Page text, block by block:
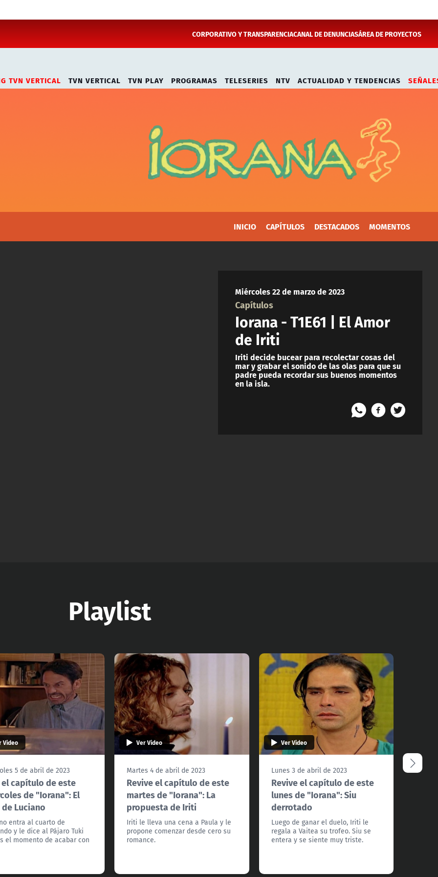
CORPORATIVO Y TRANSPARENCIACANAL DE DENUNCIASÁREA DE PROYECTOS
TVN VERTICAL TVN VERTICAL TVN PLAY PROGRAMAS TELESERIES NTV ACTUALIDAD Y TENDENCIAS
INICIO CAPÍTULOS DESTACADOS MOMENTOS
Miércoles 22 de marzo de 2023
Capítulos
Iorana - T1E61 | El Amor
de Iriti
Iriti decide bucear para recolectar cosas del
mar y grabar el sonido de las olas para que su
padre pueda recordar sus buenos momentos
en la isla.
Playlist
Video
5 de abril de 2023
capítulo de este
de "Iorana": El
Luciano
entra al cuarto de
y le dice al Pájaro Tuki
el momento de acabar con
Ver Video
Martes 4 de abril de 2023
Revive el capítulo de este
martes de "Iorana": La
propuesta de Iriti
Iriti le lleva una cena a Paula y le
propone comenzar desde cero su
romance.
Ver Video
Lunes 3 de abril de 2023
Revive el capítulo de este
lunes de "Iorana": Siu
derrotado
Luego de ganar el duelo, Iriti le
regala a Vaitea su trofeo. Siu se
entera y se siente muy triste.